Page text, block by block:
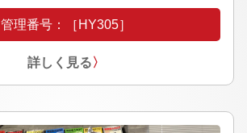
管理番号：［HY305］
詳しく見る〉